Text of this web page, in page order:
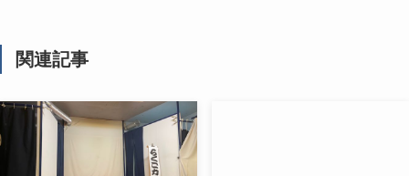
関連記事